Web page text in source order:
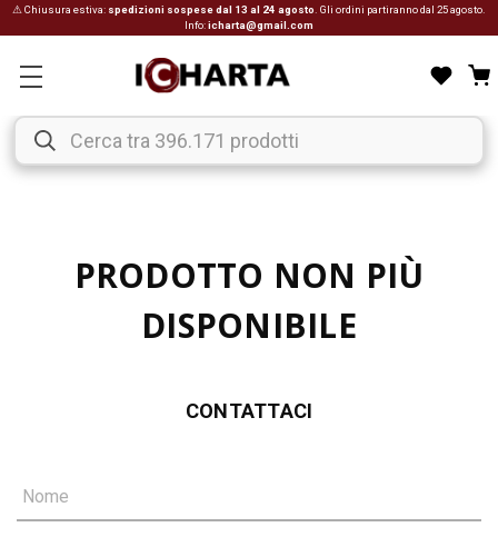
⚠ Chiusura estiva: spedizioni sospese dal 13 al 24 agosto . Gli ordini partiranno dal 25 agosto.
Info:icharta@gmail.com
PRODOTTO NON PIÙ
DISPONIBILE
CONTATTACI
Nome